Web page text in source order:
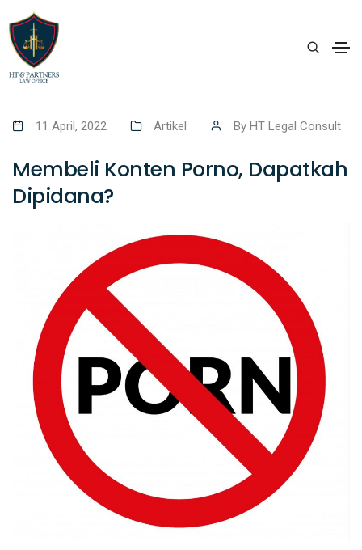
11 April, 2022 Artikel By HT Legal Consult
Membeli Konten Porno, Dapatkah
Dipidana?